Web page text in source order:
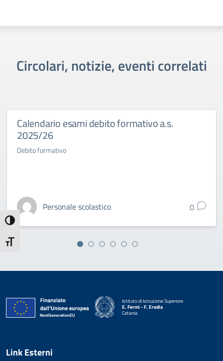
Attiva/disattiva alto contrasto
Attiva/disattiva dimensione testo
Circolari, notizie, eventi correlati
Calendario esami debito formativo a.s.
2025/26
Debito formativo
Personale scolastico 0
Istituto di Istruzione Superiore
E. Fermi - F. Eredia
Catania
Link Esterni